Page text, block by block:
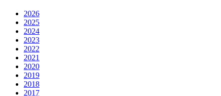
2026
2025
2024
2023
2022
2021
2020
2019
2018
2017